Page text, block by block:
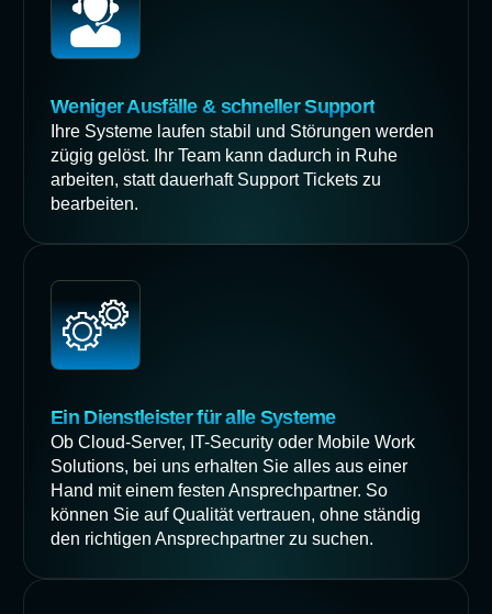
Weniger Ausfälle & schneller Support
Ihre Systeme laufen stabil und Störungen werden
zügig gelöst. Ihr Team kann dadurch in Ruhe
arbeiten, statt dauerhaft Support Tickets zu
bearbeiten.
Ein Dienstleister für alle Systeme
Ob Cloud-Server, IT-Security oder Mobile Work
Solutions, bei uns erhalten Sie alles aus einer
Hand mit einem festen Ansprechpartner. So
können Sie auf Qualität vertrauen, ohne ständig
den richtigen Ansprechpartner zu suchen.